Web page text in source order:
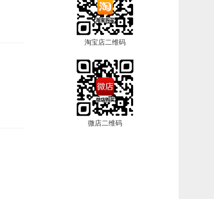
淘宝店二维码
微店二维码